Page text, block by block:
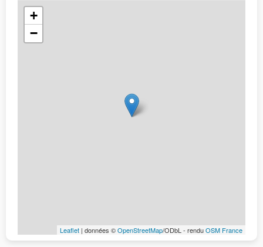
+
−
Leaflet | données ©OpenStreetMap/ODbL - renduOSM France